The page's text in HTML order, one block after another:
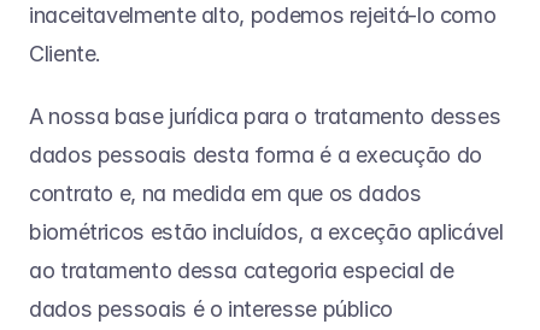
inaceitavelmente alto, podemos rejeitá-lo como
Cliente.
A nossa base jurídica para o tratamento desses
dados pessoais desta forma é a execução do
contrato e, na medida em que os dados
biométricos estão incluídos, a exceção aplicável
ao tratamento dessa categoria especial de
dados pessoais é o interesse público